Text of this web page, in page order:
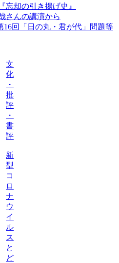
忘却の引き揚げ史』
さんの講演から
回「日の丸・君が代」問題等
文
化
・
批
評
・
書
評
新
型
コ
ロ
ナ
ウ
イ
ル
ス
と
ど